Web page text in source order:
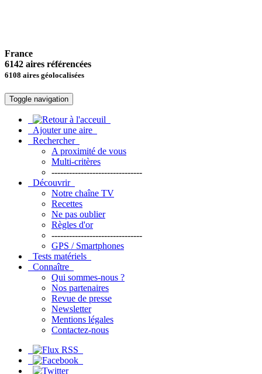
France
6142 aires référencées
6108 aires géolocalisées
Toggle navigation
Ajouter une aire
Rechercher
A proximité de vous
Multi-critères
-------------------------------
Découvrir
Notre chaîne TV
Recettes
Ne pas oublier
Règles d'or
-------------------------------
GPS / Smartphones
Tests matériels
Connaître
Qui sommes-nous ?
Nos partenaires
Revue de presse
Newsletter
Mentions légales
Contactez-nous